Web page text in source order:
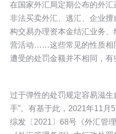
在国家外汇局定期公布的外汇
非法买卖外汇、逃汇、企业
构交易办理资本金结汇业务
营活动……这些常见的性质相
遭受的处罚金额并不相同，有
过于弹性的处罚规定容易滋生
手”。有基于此，2021年11月
综发〔2021〕68号《外汇管